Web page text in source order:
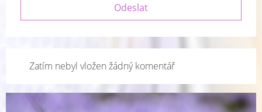
Zatím nebyl vložen žádný komentář